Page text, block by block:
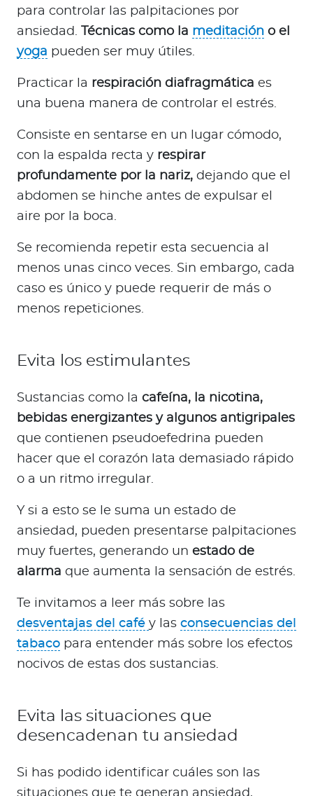
para controlar las palpitaciones por
ansiedad. Técnicas como la meditación o el
yoga pueden ser muy útiles.
Practicar la respiración diafragmática es
una buena manera de controlar el estrés.
Consiste en sentarse en un lugar cómodo,
con la espalda recta y respirar
profundamente por la nariz, dejando que el
abdomen se hinche antes de expulsar el
aire por la boca.
Se recomienda repetir esta secuencia al
menos unas cinco veces. Sin embargo, cada
caso es único y puede requerir de más o
menos repeticiones.
Evita los estimulantes
Sustancias como la cafeína, la nicotina,
bebidas energizantes y algunos antigripales
que contienen pseudoefedrina pueden
hacer que el corazón lata demasiado rápido
o a un ritmo irregular.
Y si a esto se le suma un estado de
ansiedad, pueden presentarse palpitaciones
muy fuertes, generando un estado de
alarma que aumenta la sensación de estrés.
Te invitamos a leer más sobre las
desventajas del café y las consecuencias del
tabaco para entender más sobre los efectos
nocivos de estas dos sustancias.
Evita las situaciones que
desencadenan tu ansiedad
Si has podido identificar cuáles son las
situaciones que te generan ansiedad,